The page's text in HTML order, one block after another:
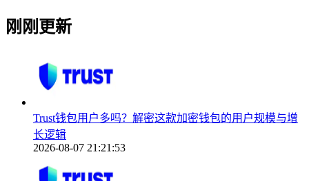
刚刚更新
Trust钱包用户多吗？解密这款加密钱包的用户规模与增
长逻辑
2026-08-07 21:21:53